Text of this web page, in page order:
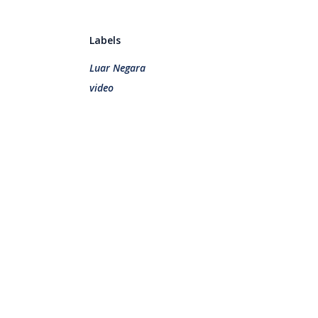
Labels
Luar Negara
video